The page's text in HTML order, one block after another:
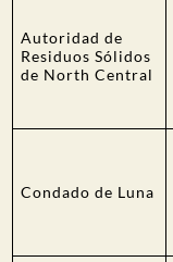
Autoridad de
Residuos Sólidos
de North Central
Condado de Luna